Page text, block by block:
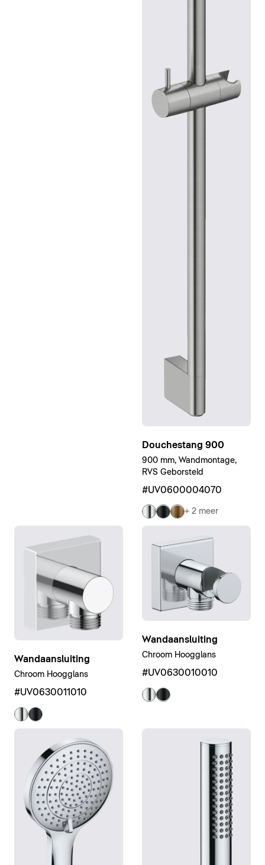
Douchestang 900
900 mm, Wandmontage,
RVS Geborsteld
#UV0600004070
+ 2 meer
Wandaansluiting
Chroom Hoogglans
#UV0630011010
Wandaansluiting
Chroom Hoogglans
#UV0630010010